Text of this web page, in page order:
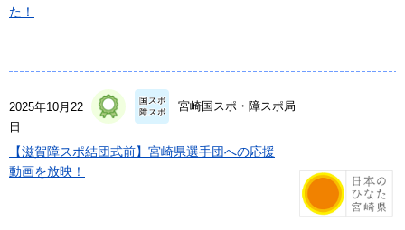
た！
2025年10月22
日
宮崎国スポ・障スポ局
【滋賀障スポ結団式前】宮崎県選手団への応援
動画を放映！